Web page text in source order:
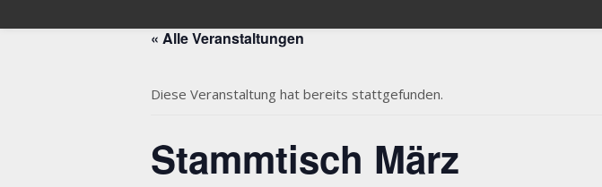
« Alle Veranstaltungen
Diese Veranstaltung hat bereits stattgefunden.
Stammtisch März